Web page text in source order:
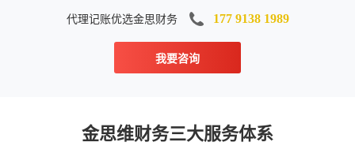
代理记账优选金思财务 177 9138 1989
我要咨询
金思维财务三大服务体系